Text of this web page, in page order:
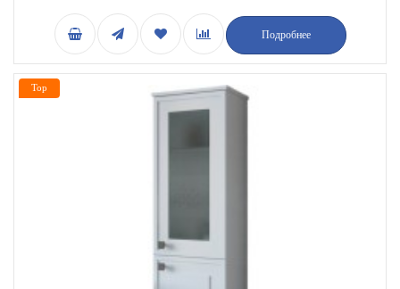
Подробнее
Top